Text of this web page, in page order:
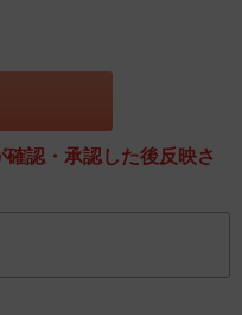
認・承認した後反映さ